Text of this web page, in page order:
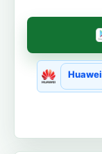
Huawei